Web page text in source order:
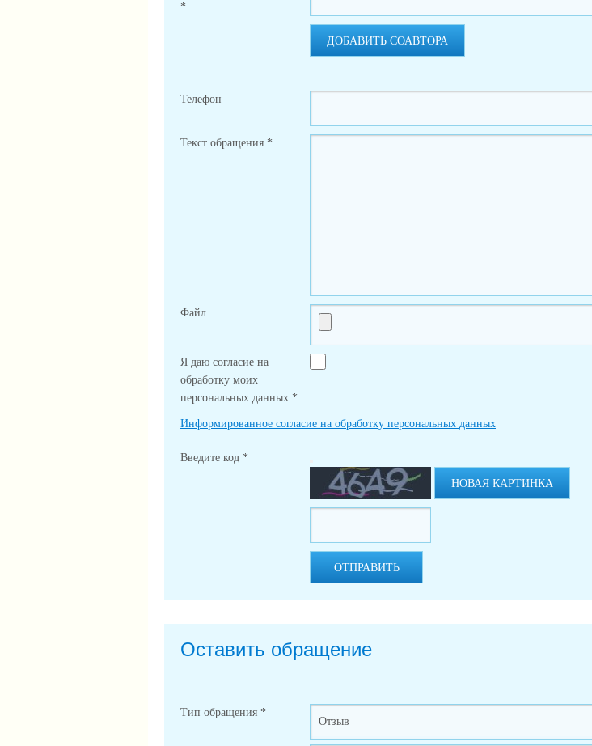
*
ДОБАВИТЬ СОАВТОРА
Телефон
Текст обращения *
Файл
Я даю согласие на
обработку моих
персональных данных *
Информированное согласие на обработку персональных данных
Введите код *
НОВАЯ КАРТИНКА
ОТПРАВИТЬ
Оставить обращение
Тип обращения *